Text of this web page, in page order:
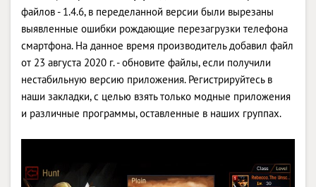
файлов - 1.4.6, в переделанной версии были вырезаны
выявленные ошибки рождающие перезагрузки телефона
смартфона. На данное время производитель добавил файл
от 23 августа 2020 г. - обновите файлы, если получили
нестабильную версию приложения. Регистрируйтесь в
наши закладки, с целью взять только модные приложения
и различные программы, оставленные в наших группах.